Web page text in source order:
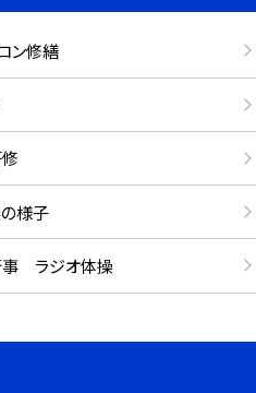
ン修繕
の様子
事 ラジオ体操